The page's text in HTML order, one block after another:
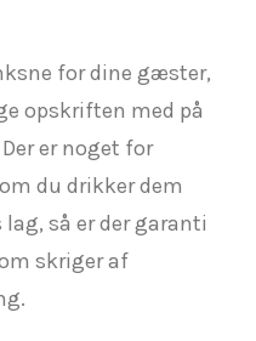
for dine gæster,
opskriften med på
Der er noget for
du drikker dem
så er der garanti
skriger af